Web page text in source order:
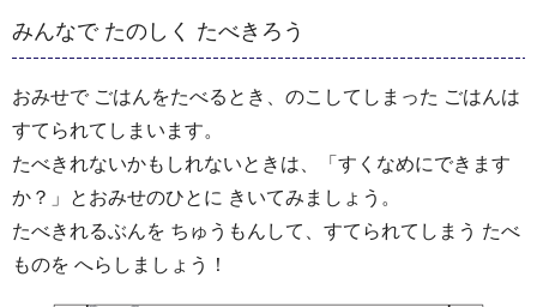
みんなで たのしく たべきろう
おみせで ごはんをたべるとき、のこしてしまった ごはんは
すてられてしまいます。
たべきれないかもしれないときは、「すくなめにできます
か？」とおみせのひとに きいてみましょう。
たべきれるぶんを ちゅうもんして、すてられてしまう たべ
ものを へらしましょう！